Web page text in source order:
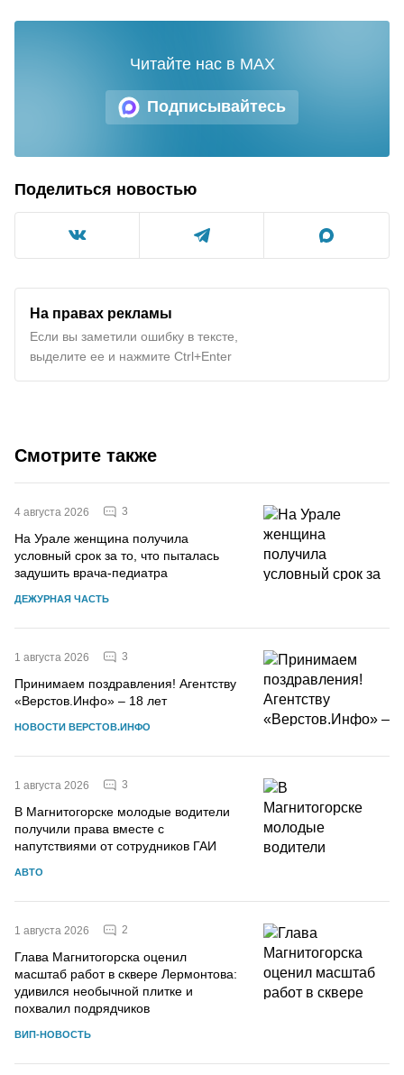
Подписывайтесь
Читайте нас в MAX
Поделиться новостью
На правах рекламы
Если вы заметили ошибку в тексте,
выделите ее и нажмите Ctrl+Enter
Смотрите также
4 августа 2026 3
На Урале женщина получила
условный срок за то, что пыталась
задушить врача-педиатра
ДЕЖУРНАЯ ЧАСТЬ
1 августа 2026 3
Принимаем поздравления! Агентству
«Верстов.Инфо» – 18 лет
НОВОСТИ ВЕРСТОВ.ИНФО
1 августа 2026 3
В Магнитогорске молодые водители
получили права вместе с
напутствиями от сотрудников ГАИ
АВТО
1 августа 2026 2
Глава Магнитогорска оценил
масштаб работ в сквере Лермонтова:
удивился необычной плитке и
похвалил подрядчиков
ВИП-НОВОСТЬ